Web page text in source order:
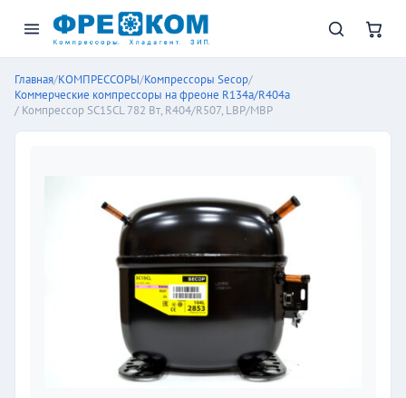
Главная/КОМПРЕССОРЫ/Компрессоры Secop/
Коммерческие компрессоры на фреоне R134a/R404a
/ Компрессор SC15CL 782 Вт, R404/R507, LBP/MBP